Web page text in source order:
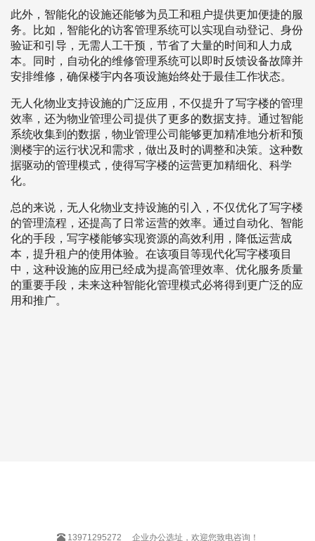
此外，智能化的设施还能够为员工和租户提供更加便捷的服
务。比如，智能化的访客管理系统可以实现自动登记、身份
验证和引导，无需人工干预，节省了大量的时间和人力成
本。同时，自动化的维修管理系统可以即时反馈设备故障并
安排维修，确保楼宇内各项设施始终处于最佳工作状态。
无人化物业支持设施的广泛应用，不仅提升了写字楼的管理
效率，还为物业管理公司提供了更多的数据支持。通过智能
系统收集到的数据，物业管理公司能够更加精准地分析和预
测楼宇的运行状况和需求，做出及时的调整和决策。这种数
据驱动的管理模式，使得写字楼的运营更加精细化、科学
化。
总的来说，无人化物业支持设施的引入，不仅优化了写字楼
的管理流程，还提高了日常运营的效率。通过自动化、智能
化的手段，写字楼能够实现资源的高效利用，降低运营成
本，提升租户的使用体验。在该项目等现代化写字楼项目
中，这种设施的应用已经成为提高管理效率、优化服务质量
的重要手段，未来这种智能化管理模式必将得到更广泛的应
用和推广。
13971295272 企业办公选址，欢迎您致电咨询！